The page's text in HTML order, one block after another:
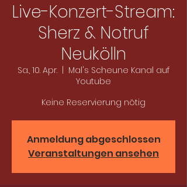
Live-Konzert-Stream:
Sherz & Notruf
Neukölln
Sa., 10. Apr.
Mal's Scheune Kanal auf
Youtube
Keine Reservierung nötig
Anmeldung abgeschlossen
Veranstaltungen ansehen